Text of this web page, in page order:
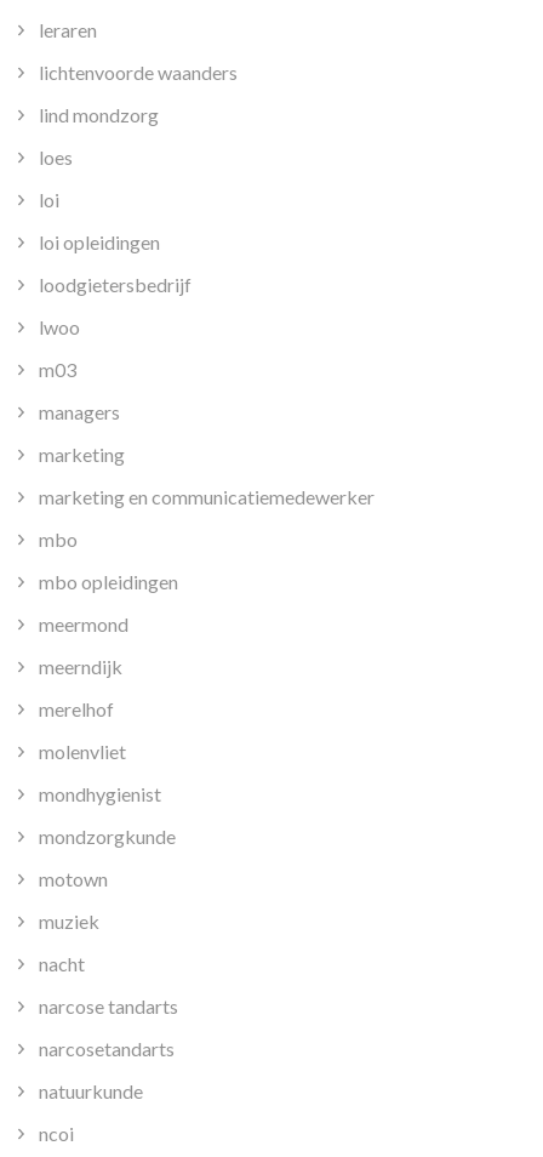
leraren
lichtenvoorde waanders
lind mondzorg
loes
loi
loi opleidingen
loodgietersbedrijf
lwoo
m03
managers
marketing
marketing en communicatiemedewerker
mbo
mbo opleidingen
meermond
meerndijk
merelhof
molenvliet
mondhygienist
mondzorgkunde
motown
muziek
nacht
narcose tandarts
narcosetandarts
natuurkunde
ncoi